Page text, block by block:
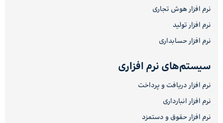
نرم افزار هوش تجاری
نرم افزار تولید
نرم افزار حسابداری
سیستم‌های نرم افزاری
نرم افزار دریافت و پرداخت
نرم افزار انبارداری
نرم افزار حقوق و دستمزد